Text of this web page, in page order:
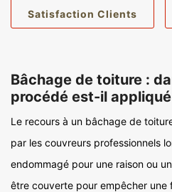
Satisfaction Clients
Bâchage de toiture :
procédé est-il appliqué
Le recours à un bâchage de
par les couvreurs professionnels
endommagé pour une raison ou
être couverte pour empêcher une